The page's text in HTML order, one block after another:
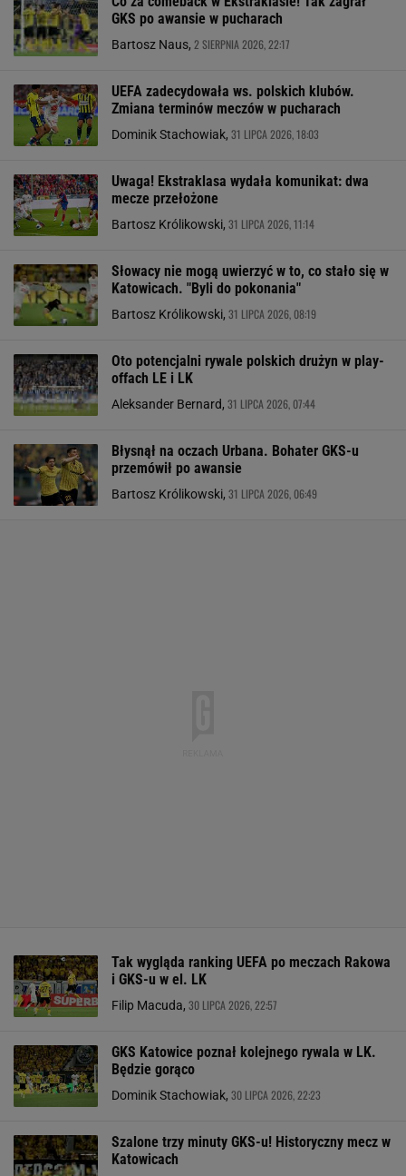
GKS po awansie w pucharach
Bartosz Naus, 2 SIERPNIA 2026, 22:17
UEFA zadecydowała ws. polskich klubów.
Zmiana terminów meczów w pucharach
Dominik Stachowiak, 31 LIPCA 2026, 18:03
Uwaga! Ekstraklasa wydała komunikat: dwa
mecze przełożone
Bartosz Królikowski, 31 LIPCA 2026, 11:14
Słowacy nie mogą uwierzyć w to, co stało się w
Katowicach. "Byli do pokonania"
Bartosz Królikowski, 31 LIPCA 2026, 08:19
Oto potencjalni rywale polskich drużyn w play-
offach LE i LK
Aleksander Bernard, 31 LIPCA 2026, 07:44
Błysnął na oczach Urbana. Bohater GKS-u
przemówił po awansie
Bartosz Królikowski, 31 LIPCA 2026, 06:49
Tak wygląda ranking UEFA po meczach Rakowa
i GKS-u w el. LK
Filip Macuda, 30 LIPCA 2026, 22:57
GKS Katowice poznał kolejnego rywala w LK.
Będzie gorąco
Dominik Stachowiak, 30 LIPCA 2026, 22:23
Szalone trzy minuty GKS-u! Historyczny mecz w
Katowicach